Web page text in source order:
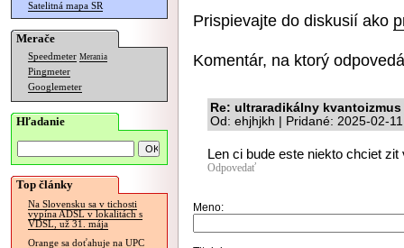
Satelitná mapa SR
Merače
Speedmeter Merania
Pingmeter
Googlemeter
Hľadanie
Top články
Na Slovensku sa v tichosti
vypína ADSL v lokalitách s
VDSL, už 31. mája
Orange sa doťahuje na UPC
Prispievajte do diskusií ako
Komentár, na ktorý
Re: ultraradikálny kvantoizmus
Od: ehjhjkh | Pridané: 2025-02-
Len ci bude este niekto chciet
Odpovedať
Meno: